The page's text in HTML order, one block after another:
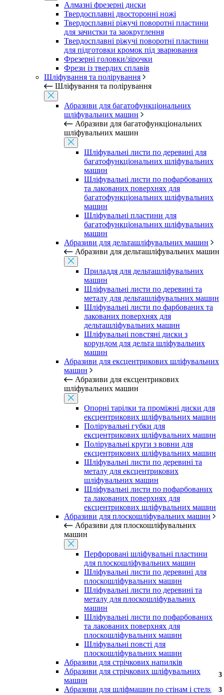
Алмазні фрезерні диски
Твердосплавні двосторонні ножі
Твердосплавні ріжучі поворотні пластини
для зачистки та заокруглення
Твердосплавні ріжучі поворотні пластини
для підготовки кромок під зварювання
Фрезерні головки/зірочки
Фрези із твердих сплавів
Шліфування та полірування
Шліфування та полірування
Абразиви для багатофункціональних
шліфувальних машин
Абразиви для багатофункціональних
шліфувальних машин
Шліфувальні листи по деревині для
багатофункціональних шліфувальних
машин
Шліфувальні листи по пофарбованих
та лакованих поверхнях для
багатофункціональних шліфувальних
машин
Шліфувальні пластини для
багатофункціональних шліфувальних
машин
Абразиви для дельташліфувальних машин
Абразиви для дельташліфувальних машин
Приладдя для дельташліфувальних
машин
Шліфувальні листи по деревині та
металу для дельташліфувальних машин
Шліфувальні листи по фарбованих та
лакованих поверхнях для
дельташліфувальних машин
Шліфувальні повстяні диски з
корундом для дельта шліфувальних
машин
Абразиви для ексцентрикових шліфувальних
машин
Абразиви для ексцентрикових
шліфувальних машин
Опорні тарілки та проміжні диски для
ексцентрикових шліфувальних машин
Полірувальні губки для
ексцентрикових шліфувальних машин
Полірувальні круги з вовни для
ексцентрикових шліфувальних машин
Шліфувальні листи по деревині та
металу для ексцентрикових
шліфувальних машин
Шліфувальні листи по пофарбованих
та лакованих поверхнях для
ексцентрикових шліфувальних машин
Абразиви для плоскошліфувальних машин
Абразиви для плоскошліфувальних
машин
Перфоровані шліфувальні пластини
для плоскошліфувальних машин
Шліфувальні листи по деревині для
плоскошліфувальних машин
Шліфувальні листи по деревині та
металу для плоскошліфувальних
машин
Шліфувальні листи по пофарбованих
та лакованих поверхнях для
плоскошліфувальних машин
Шліфувальні повсті для
плоскошліфувальних машин
Абразиви для стрічкових напилків
Абразиви для стрічкових шліфувальних
машин
Абразиви для шліфмашин по стінам і стелям
3
3
3
3
3
3
3
3